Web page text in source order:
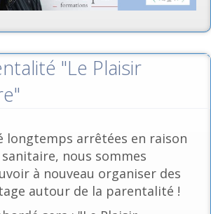
"Le Plaisir
longtemps arrêtées en raison
nous sommes
à nouveau organiser des
autour de la parentalité !